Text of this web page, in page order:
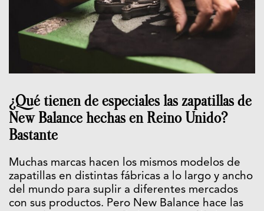
¿Qué tienen de especiales las zapatillas de
New Balance hechas en Reino Unido?
Bastante
Muchas marcas hacen los mismos modelos de
zapatillas en distintas fábricas a lo largo y ancho
del mundo para suplir a diferentes mercados
con sus productos. Pero New Balance hace las